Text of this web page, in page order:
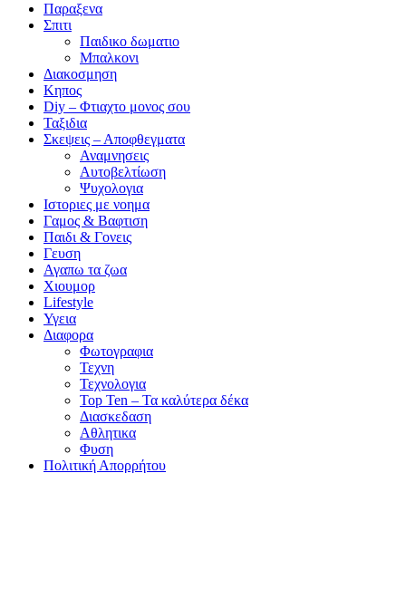
Παραξενα
Σπιτι
Παιδικο δωματιο
Μπαλκονι
Διακοσμηση
Κηπος
Diy – Φτιαχτο μονος σου
Ταξιδια
Σκεψεις – Αποφθεγματα
Αναμνησεις
Αυτοβελτίωση
Ψυχολογια
Ιστοριες με νοημα
Γαμος & Βαφτιση
Παιδι & Γονεις
Γευση
Αγαπω τα ζωα
Xιουμορ
Lifestyle
Υγεια
Διαφορα
Φωτογραφια
Τεχνη
Τεχνολογια
Top Ten – Τα καλύτερα δέκα
Διασκεδαση
Αθλητικα
Φυση
Πολιτική Απορρήτου